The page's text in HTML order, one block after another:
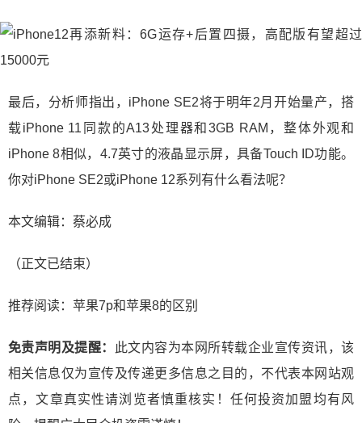
最后，分析师指出，iPhone SE2将于明年2月开始量产，搭
载iPhone 11同款的A13处理器和3GB RAM，整体外观和
iPhone 8相似，4.7英寸的液晶显示屏，具备Touch ID功能。
你对iPhone SE2或iPhone 12系列有什么看法呢？
本文编辑：蔡必成
（正文已结束）
推荐阅读： 苹果7p和苹果8的区别
免责声明及提醒：
此文内容为本网所转载企业宣传资讯，该
相关信息仅为宣传及传递更多信息之目的，不代表本网站观
点，文章真实性请浏览者慎重核实！任何投资加盟均有风